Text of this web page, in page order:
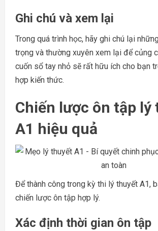
Ghi chú và xem lại
Trong quá trình học, hãy ghi chú lại
trọng và thường xuyên xem lại để củng
cuốn sổ tay nhỏ sẽ rất hữu ích cho bạn
hợp kiến thức.
Chiến lược ôn tập lý
A1 hiệu quả
Để thành công trong kỳ thi lý thuyết A1,
chiến lược ôn tập hợp lý.
Xác định thời gian ôn tập